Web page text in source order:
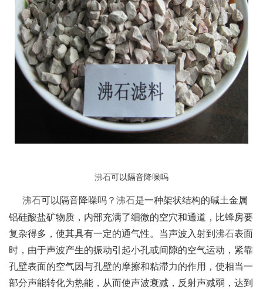
沸石可以隔音降噪吗
沸石可以隔音降噪吗？ 沸石是一种架状结构的碱土金属
铝硅酸盐矿物质 ，内部充满了细微的空穴和通道，比蜂房要
复杂得多， 使其具有一定的通气性。当声波入射到 沸石表面
时，由于声波产生的振动引起小孔或间隙的空气运动，紧靠
孔壁表面的空气因与孔壁的摩擦和粘滞力的作用，使相当一
部分声能转化为热能，从而使声波衰减，反射声减弱，达到